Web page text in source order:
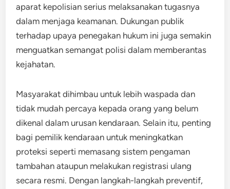
aparat kepolisian serius melaksanakan tugasnya
dalam menjaga keamanan. Dukungan publik
terhadap upaya penegakan hukum ini juga semakin
menguatkan semangat polisi dalam memberantas
kejahatan.
Masyarakat dihimbau untuk lebih waspada dan
tidak mudah percaya kepada orang yang belum
dikenal dalam urusan kendaraan. Selain itu, penting
bagi pemilik kendaraan untuk meningkatkan
proteksi seperti memasang sistem pengaman
tambahan ataupun melakukan registrasi ulang
secara resmi. Dengan langkah-langkah preventif,